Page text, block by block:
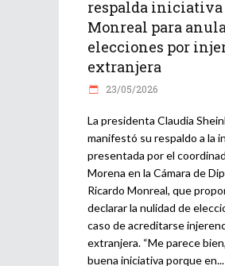
respalda iniciativa
Monreal para
elecciones por
extranjera
23/05/2026
La presidenta Claudia
manifestó su respaldo a la
presentada por el
Morena en la Cámara de
Ricardo Monreal, que
declarar la nulidad de
caso de acreditarse
extranjera. “Me parece
buena iniciativa porque en